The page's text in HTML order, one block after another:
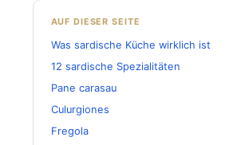
AUF DIESER SEITE
Was sardische Küche wirklich ist
12 sardische Spezialitäten
Pane carasau
Culurgiones
Fregola